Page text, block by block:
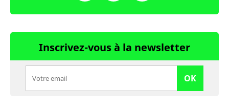
Inscrivez-vous à la newsletter
OK